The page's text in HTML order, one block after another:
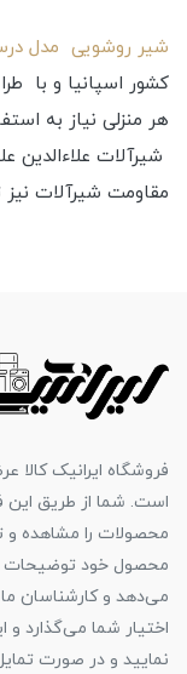
شیر روشویی مدل
کشور اسپانیا و با
هر منزلی نیاز به
شیرآلات علاءالدین
مقاومت شیرآلات
فروشگاه ایرانیک کالا
است. شما از طریق این
محصولات را مشاهده و
محصول خود توضیحات
می‌دهد و کارشناسان
اختیار شما می‌گذارد و
نمایید و در صورت